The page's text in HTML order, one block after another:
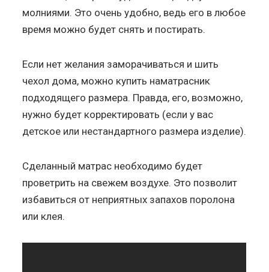
молниями. Это очень удобно, ведь его в любое
время можно будет снять и постирать.
Если нет желания заморачиваться и шить
чехол дома, можно купить наматрасник
подходящего размера. Правда, его, возможно,
нужно будет корректировать (если у вас
детское или нестандартного размера изделие).
Сделанный матрас необходимо будет
проветрить на свежем воздухе. Это позволит
избавиться от неприятных запахов поролона
или клея.